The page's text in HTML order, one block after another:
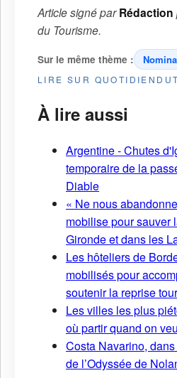
Article signé parRédaction
du Tourisme.
Sur le même thème :
LIRE SUR
À lire aussi
Argentine - Chutes
temporaire de la
Diable
« Ne nous
mobilise pour sauver
Gironde et dans les
Les hôteliers de
mobilisés pour
soutenir la reprise
Les villes les plus
où partir quand on
Costa Navarino,
de l’Odyssée de